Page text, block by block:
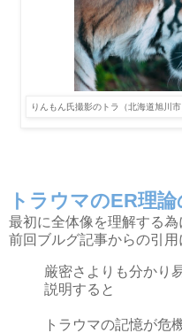
りんもん氏撮影のトラ（北海道旭川市
トラウマのER理論
最初に全体像を理解する
前回ブルグ記事からの引用
厳密さよりも分かり
説明すると
トラウマの記憶が危